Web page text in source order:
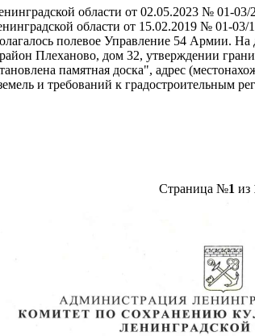
области от 02.05.2023 № 01-03/
области от 15.02.2019 № 01-
полевое Управление 54 Армии.
Плеханово, дом 32, утверждении
памятная доска", адрес
и требований к градостроительным
Страница №1 из